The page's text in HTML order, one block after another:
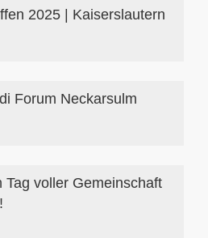
2025 | Kaiserslautern
Forum Neckarsulm
Tag voller Gemeinschaft